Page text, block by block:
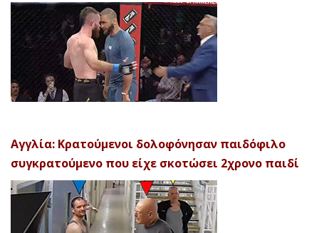
Αγγλία: Κρατούμενοι δολοφόνησαν παιδόφιλο
συγκρατούμενο που είχε σκοτώσει 2χρονο παιδί